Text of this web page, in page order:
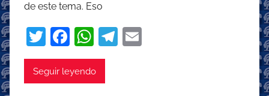
de este tema. Eso
T
w
itt
F
a
c
W
h
at
T
Seguir leyendo